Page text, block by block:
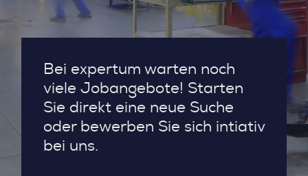
Bei expertum warten noch
viele Jobangebote! Starten
Sie direkt eine neue Suche
oder bewerben Sie sich intiativ
bei uns.